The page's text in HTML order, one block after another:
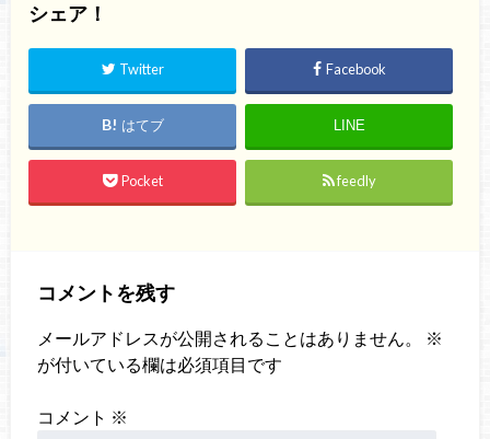
シェア！
Twitter Facebook
はてブ LINE
Pocket feedly
コメントを残す
メールアドレスが公開されることはありません。
※
が付いている欄は必須項目です
コメント ※